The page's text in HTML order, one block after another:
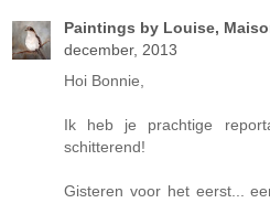
Paintings by Louise,
december, 2013
Hoi Bonnie,
Ik heb je prachtige
schitterend!
Gisteren voor het eerst...